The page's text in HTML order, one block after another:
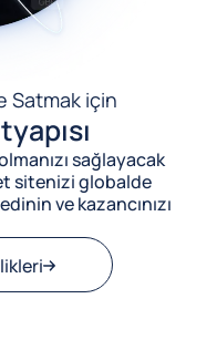
Satmak için
sağlayacak
sitenizi globalde
ve kazancınızı